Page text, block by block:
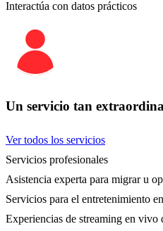
Interactúa con datos prácticos
Un servicio tan
Ver todos los servicios
Servicios profesionales
Asistencia experta para migrar u
Servicios para el entretenimiento
Experiencias de streaming en vivo